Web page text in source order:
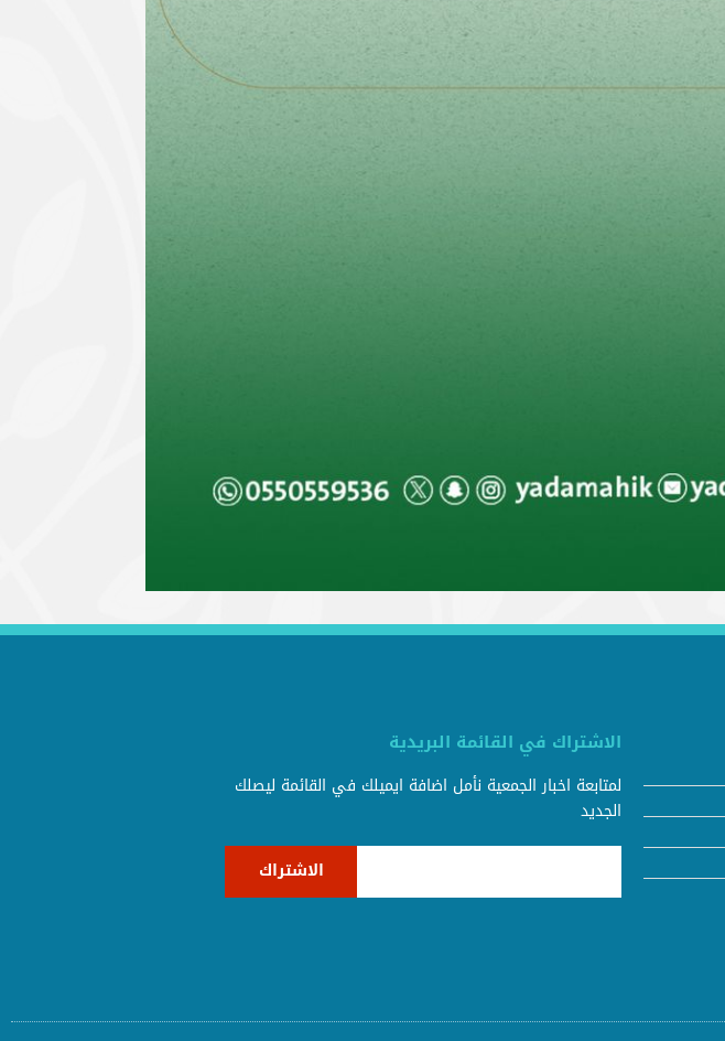
الاشتراك في القائمة البريدية
لمتابعة اخبار الجمعية نأمل اضافة ايميلك في القائمة ليصلك
الجديد
الاشتراك